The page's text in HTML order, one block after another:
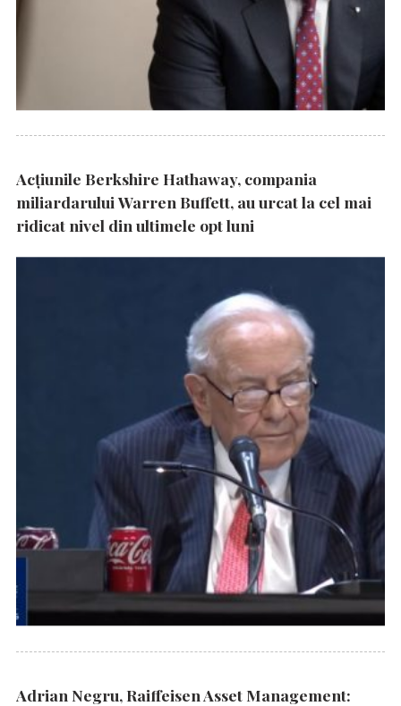
Acțiunile Berkshire Hathaway, compania
miliardarului Warren Buffett, au urcat la cel mai
ridicat nivel din ultimele opt luni
Adrian Negru, Raiffeisen Asset Management: